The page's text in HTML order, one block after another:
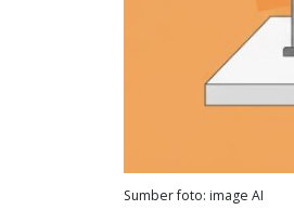
Sumber foto: image AI